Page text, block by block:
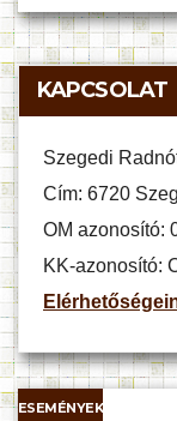
KAPCSOLAT
Szegedi
Cím: 6720
OM azonosító:
KK-azonosító:
ESEMÉNYEK